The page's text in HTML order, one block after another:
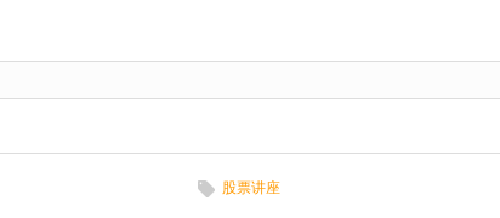
股票讲座